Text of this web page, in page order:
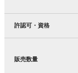
許認可・資格
販売数量